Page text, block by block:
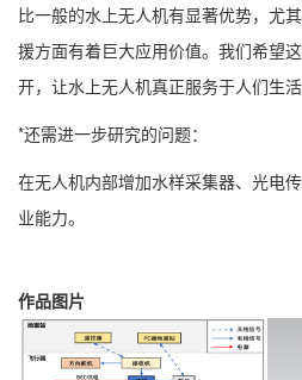
比一般的水上无人机有显著优势，尤
援方面有着巨大应用价值。我们希望
开，让水上无人机真正服务于人们生活
*还需进一步研究的问题：
在无人机内部增加水样采集器、光电
业能力。
作品图片